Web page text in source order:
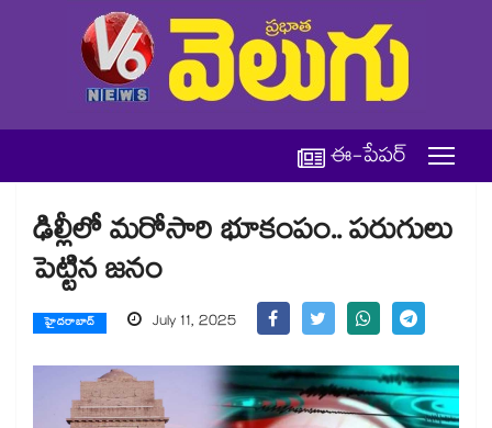
ఈ-పేపర్
ఢిల్లీలో మరోసారి భూకంపం.. పరుగులు
పెట్టిన జనం
హైదరాబాద్ July 11, 2025